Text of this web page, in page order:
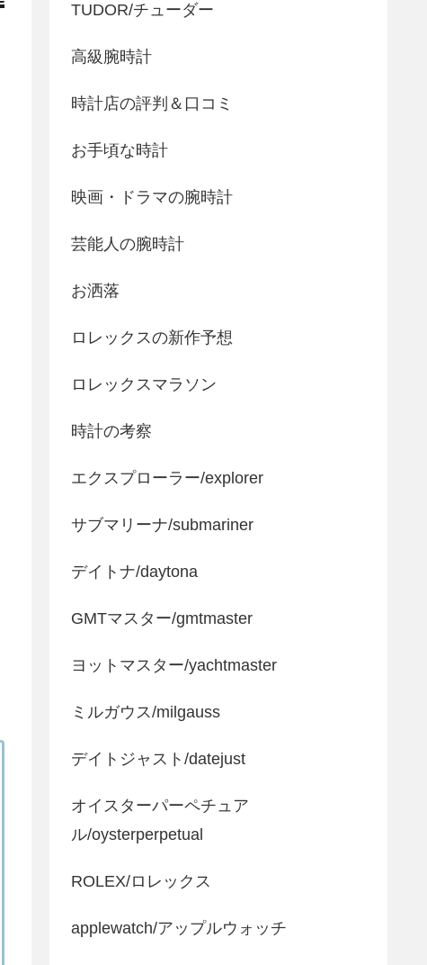
TUDOR/チューダー
高級腕時計
時計店の評判＆口コミ
お手頃な時計
映画・ドラマの腕時計
芸能人の腕時計
お洒落
ロレックスの新作予想
ロレックスマラソン
時計の考察
エクスプローラー/explorer
サブマリーナ/submariner
デイトナ/daytona
GMTマスター/gmtmaster
ヨットマスター/yachtmaster
ミルガウス/milgauss
デイトジャスト/datejust
オイスターパーペチュア
ル/oysterperpetual
ROLEX/ロレックス
applewatch/アップルウォッチ